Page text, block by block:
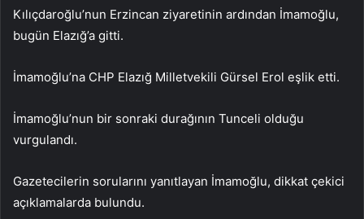
Kılıçdaroğlu’nun Erzincan ziyaretinin ardından İmamoğlu,
bugün Elazığ’a gitti.
İmamoğlu’na CHP Elazığ Milletvekili Gürsel Erol eşlik etti.
İmamoğlu’nun bir sonraki durağının Tunceli olduğu
vurgulandı.
Gazetecilerin sorularını yanıtlayan İmamoğlu, dikkat çekici
açıklamalarda bulundu.